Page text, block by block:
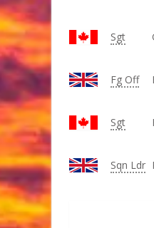
Sgt
Fg Off
Sgt
Sqn Ldr